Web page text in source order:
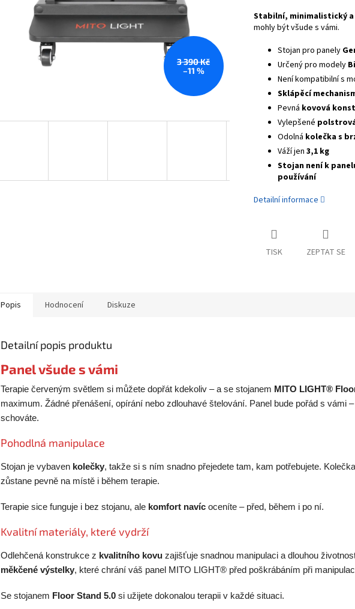
3 390 Kč
–11 %
Stabilní, minimalistický
mohly být všude s vámi.
Stojan pro panely
Určený pro modely
Není kompatibilní s
Sklápěcí
Pevná kovová
Vylepšené
Odolná kolečka s
Váží jen 3,1 kg
Stojan není k
používání
Detailní informace
TISK ZEPTAT SE
Popis Hodnocení Diskuze
Detailní popis produktu
Panel všude s vámi
Terapie červeným světlem si můžete dopřát kdekoliv – a se stojanem MITO LIGHT®
maximum. Žádné přenášení, opírání nebo zdlouhavé štelování. Panel bude pořád s vámi
schováte.
Pohodlná manipulace
Stojan je vybaven kolečky, takže si s ním snadno přejedete tam, kam potřebujete.
zůstane pevně na místě i během terapie.
Terapie sice funguje i bez stojanu, ale komfort navíc oceníte – před, během i po ní.
Kvalitní materiály, které vydrží
Odlehčená konstrukce z kvalitního kovu zajišťuje snadnou manipulaci a dlouhou
měkčené výstelky, které chrání váš panel MITO LIGHT® před poškrábáním při
Se stojanem Floor Stand 5.0 si užijete dokonalou terapii v každé situaci.